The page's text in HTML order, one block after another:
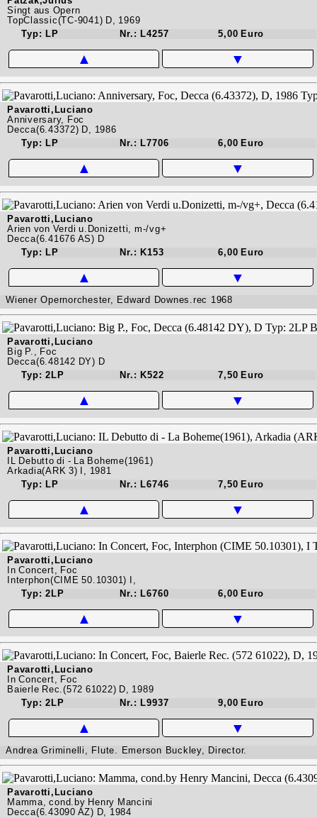
Singt aus Opern
TopClassic(TC-9041) D, 1969
Typ: LP
Nr.: L4257 5,00 Euro
▲ ▼
Pavarotti,Luciano
Anniversary, Foc
Decca(6.43372) D, 1986
Typ: LP
Nr.: L7706 6,00 Euro
▲ ▼
Pavarotti,Luciano
Arien von Verdi u.Donizetti, m-/vg+
Decca(6.41676 AS) D
Typ: LP
Nr.: K153 6,00 Euro
▲ ▼
Wiener Opernorchester, Edward Downes.rec 1968
Pavarotti,Luciano
Big P., Foc
Decca(6.48142 DY) D
Typ: 2LP
Nr.: K522 7,50 Euro
▲ ▼
Pavarotti,Luciano
IL Debutto di - La Boheme(1961)
Arkadia(ARK 3) I, 1981
Typ: LP
Nr.: L6746 7,50 Euro
▲ ▼
Pavarotti,Luciano
In Concert, Foc
Interphon(CIME 50.10301) I,
Typ: 2LP
Nr.: L6760 6,00 Euro
▲ ▼
Pavarotti,Luciano
In Concert, Foc
Baierle Rec.(572 61022) D, 1989
Typ: 2LP
Nr.: L9937 9,00 Euro
▲ ▼
Andrea Griminelli, Flute. Emerson Buckley, Director.
Pavarotti,Luciano
Mamma, cond.by Henry Mancini
Decca(6.43090 AZ) D, 1984